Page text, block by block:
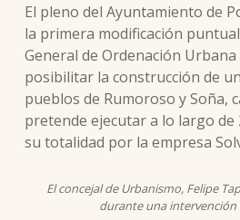
El pleno del Ayuntamiento de
la primera modificación
General de Ordenación Urbana
posibilitar la construcción de
pueblos de Rumoroso y Soña,
pretende ejecutar a lo largo de
su totalidad por la empresa
El concejal de Urbanismo, Felipe
durante una intervención